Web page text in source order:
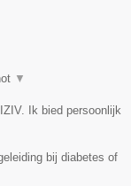
▼
Ik bied persoonlijk
bij diabetes of